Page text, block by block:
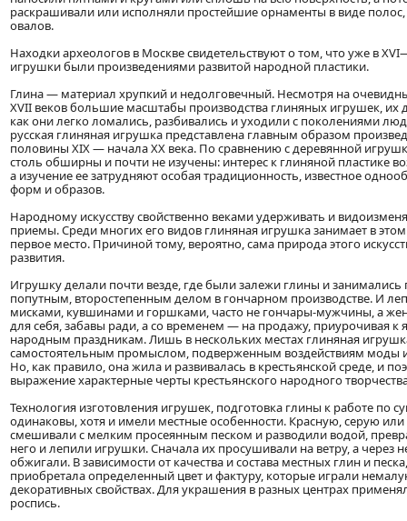
раскрашивали или исполняли простейшие орнаменты в виде полос,
овалов.
Находки археологов в Москве свидетельствуют о том, что уже в
игрушки были произведениями развитой народной пластики.
Глина — материал хрупкий и недолговечный. Несмотря на
XVII веков большие масштабы производства глиняных игрушек, их
как они легко ломались, разбивались и уходили с поколениями
русская глиняная игрушка представлена главным образом
половины XIX — начала XX века. По сравнению с деревянной
столь обширны и почти не изучены: интерес к глиняной пластике
а изучение ее затрудняют особая традиционность, известное
форм и образов.
Народному искусству свойственно веками удерживать и
приемы. Среди многих его видов глиняная игрушка занимает в
первое место. Причиной тому, вероятно, сама природа этого
развития.
Игрушку делали почти везде, где были залежи глины и
попутным, второстепенным делом в гончарном производстве. И
мисками, кувшинами и горшками, часто не гончары-мужчины, а
для себя, забавы ради, а со временем — на продажу, приурочивая
народным праздникам. Лишь в нескольких местах глиняная
самостоятельным промыслом, подверженным воздействиям моды и
Но, как правило, она жила и развивалась в крестьянской среде, и
выражение характерные черты крестьянского народного
Технология изготовления игрушек, подготовка глины к работе по
одинаковы, хотя и имели местные особенности. Красную, серую
смешивали с мелким просеянным песком и разводили водой,
него и лепили игрушки. Сначала их просушивали на ветру, а через
обжигали. В зависимости от качества и состава местных глин и
приобретала определенный цвет и фактуру, которые играли
декоративных свойствах. Для украшения в разных центрах
роспись.